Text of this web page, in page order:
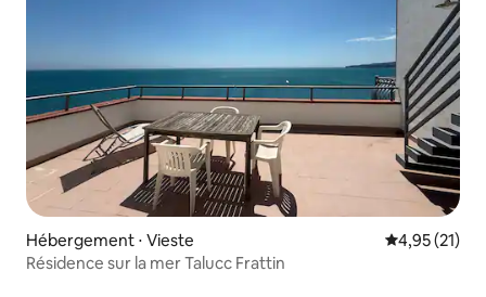
Hébergement ⋅ Vieste Évaluation
4,95 (21)
Résidence sur la mer Talucc Frattin